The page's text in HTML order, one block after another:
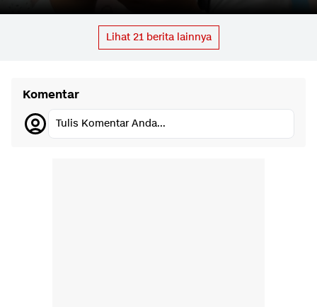
Lihat 21berita lainnya
Komentar
Tulis Komentar Anda...